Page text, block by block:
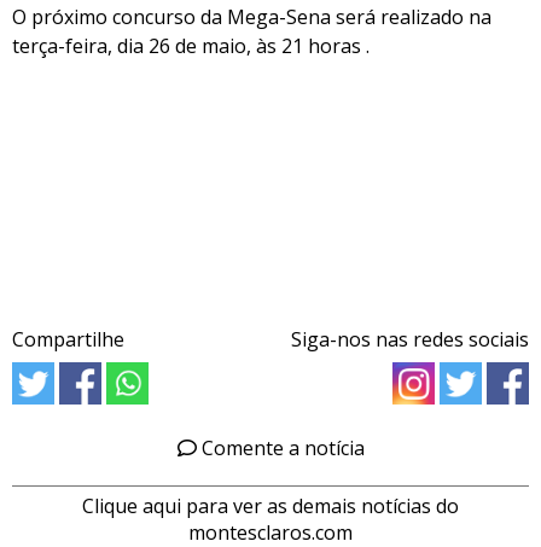
O próximo concurso da Mega-Sena será realizado na
terça-feira, dia 26 de maio, às 21 horas .
Compartilhe Siga-nos nas redes sociais
Comente a notícia
Clique aqui para ver as demais notícias do
montesclaros.com